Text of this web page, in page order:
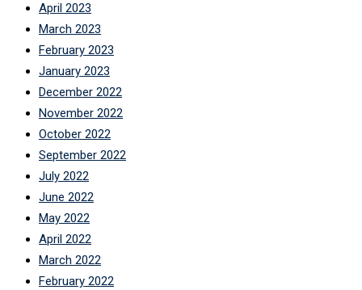
April 2023
March 2023
February 2023
January 2023
December 2022
November 2022
October 2022
September 2022
July 2022
June 2022
May 2022
April 2022
March 2022
February 2022